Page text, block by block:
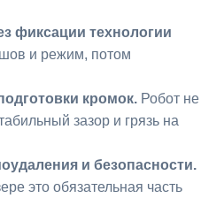
фиксации технологии
и режим, потом
кромок. Робот не
зазор и грязь на
и безопасности.
это обязательная часть